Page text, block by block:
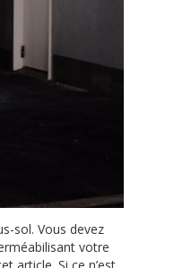
sol. Vous devez
votre